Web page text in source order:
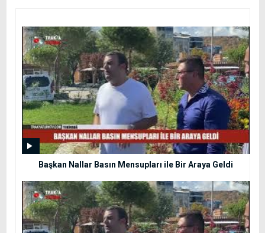
Başkan Nallar Basın Mensupları ile Bir Araya Geldi